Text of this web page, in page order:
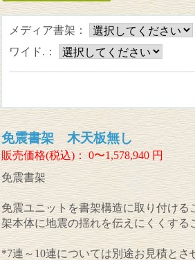
メディア書架：
ワイド.：
免震書架 木天板無し
販売価格(税込)： 0〜1,578,940円
免震書架
免震ユニットを書架構造に取り付け
架本体に地震の揺れを伝えにくくす
*7連～10連については別途お見積とさ